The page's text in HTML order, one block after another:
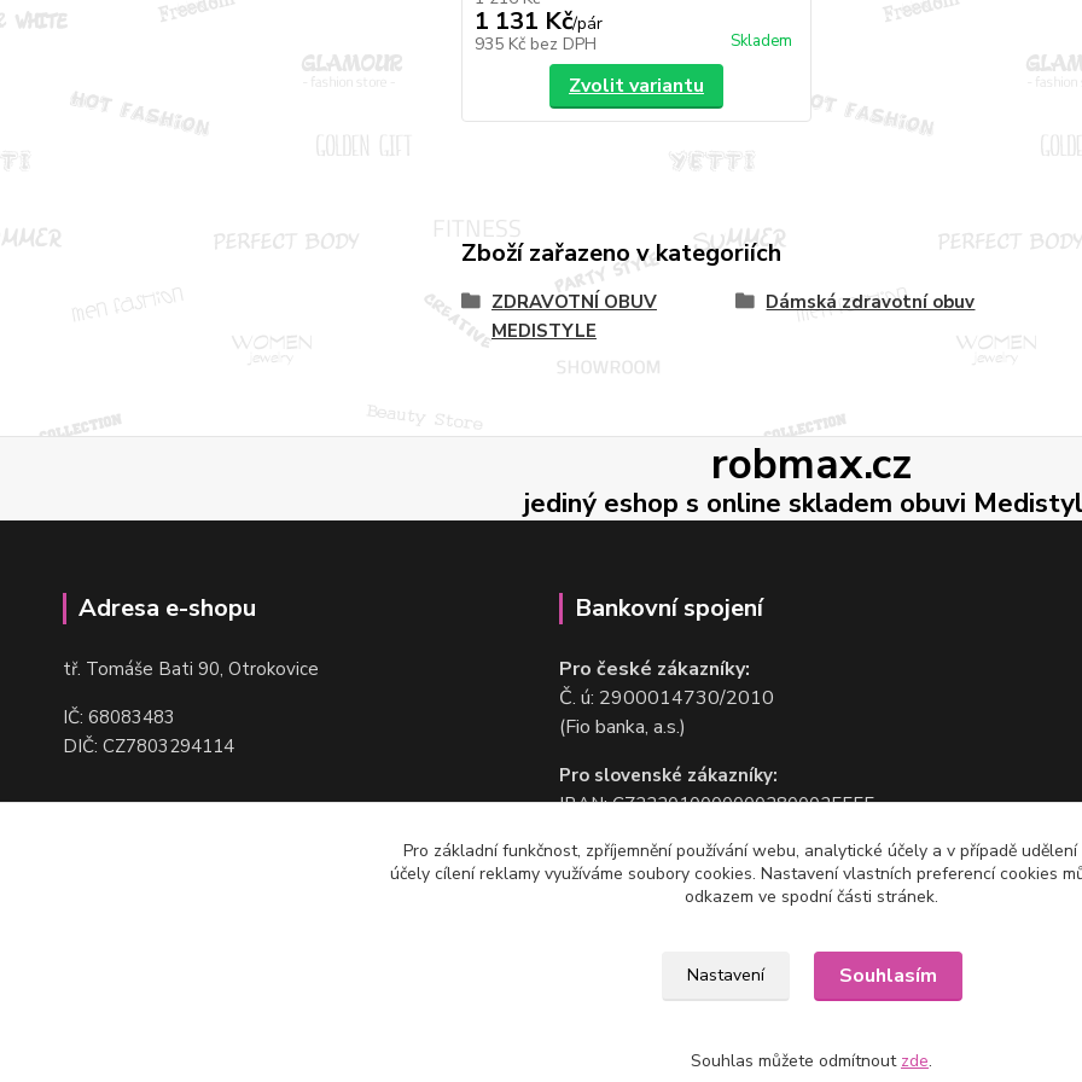
1 131 Kč/pár
935 Kč bez DPH Skladem
Zvolit variantu
Zboží zařazeno v kategoriích
ZDRAVOTNÍ OBUV
MEDISTYLE
Dámská zdravotní obuv
robmax.cz
jediný eshop s online skladem obuvi
Adresa e-shopu
tř. Tomáše Bati 90, Otrokovice
IČ: 68083483
DIČ: CZ7803294114
Bankovní spojení
Pro české zákazníky:
Č. ú: 2900014730/2010
(Fio banka, a.s.)
Pro slovenské zákazníky:
IBAN: CZ2220100000002800025555
(Fio banka, a.s.)
Pro základní funkčnost, zpříjemnění používání webu, analytické účely a v případě
účely cílení reklamy využíváme soubory cookies. Nastavení vlastních preferencí cookies
odkazem ve spodní části stránek.
Nastavení Souhlasím
Souhlas můžete odmítnout zde.